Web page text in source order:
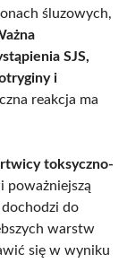
śluzowych,
SJS,
i
reakcja ma
toksyczno-
poważniejszą
do
warstw
się w wyniku